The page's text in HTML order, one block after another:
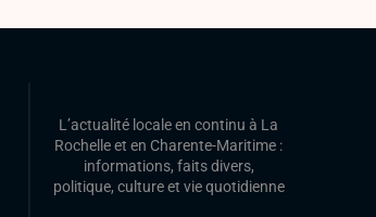
L’actualité locale en continu à La
Rochelle et en Charente-Maritime :
informations, faits divers,
politique, culture et vie quotidienne